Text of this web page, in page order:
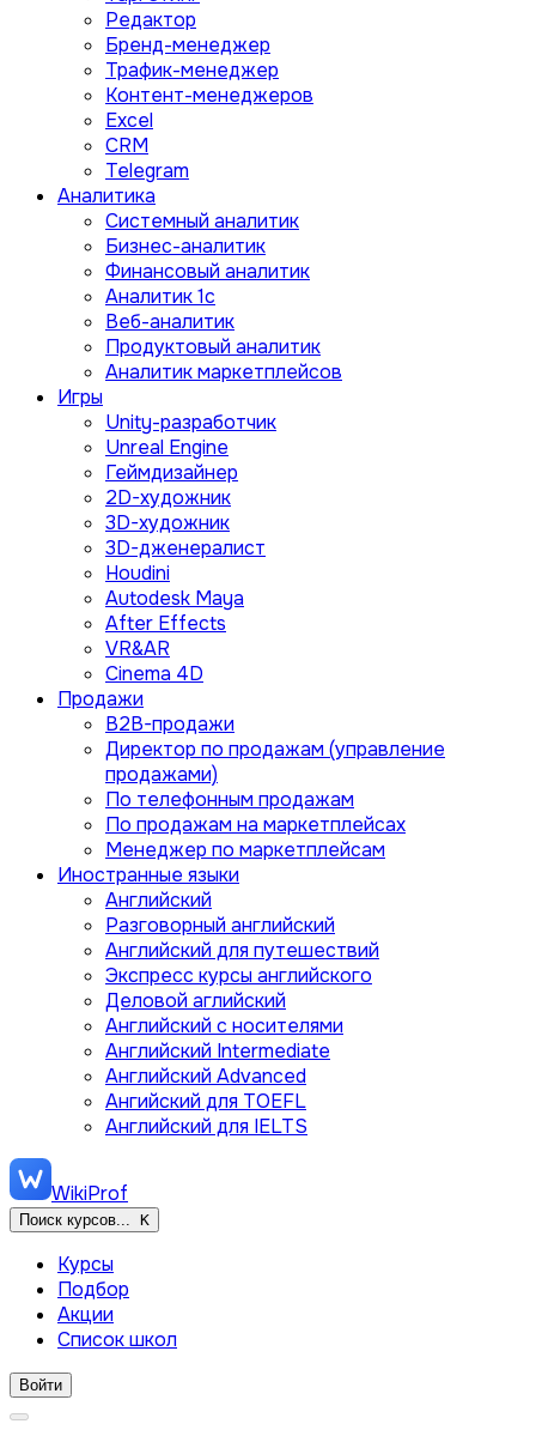
Редактор
Бренд-менеджер
Трафик-менеджер
Контент-менеджеров
Excel
CRM
Telegram
Аналитика
Системный аналитик
Бизнес-аналитик
Финансовый аналитик
Aналитик 1с
Веб-аналитик
Продуктовый аналитик
Аналитик маркетплейсов
Игры
Unity-разработчик
Unreal Engine
Геймдизайнер
2D-художник
3D-художник
3D-дженералист
Houdini
Autodesk Maya
After Effects
VR&AR
Cinema 4D
Продажи
B2B-продажи
Директор по продажам (управление
продажами)
По телефонным продажам
По продажам на маркетплейсах
Менеджер по маркетплейсам
Иностранные языки
Английский
Разговорный английский
Английский для путешествий
Экспресс курсы английского
Деловой аглийский
Английский с носителями
Английский Intermediate
Английский Advanced
Ангийский для TOEFL
Английский для IELTS
WikiProf
Поиск курсов... K
Курсы
Подбор
Акции
Список школ
Войти